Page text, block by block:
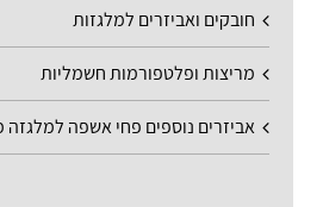
חובקים ואביזרים למלגזות
מריצות ופלטפורמות חשמליות
אביזרים נוספים פחי אשפה למלגזה